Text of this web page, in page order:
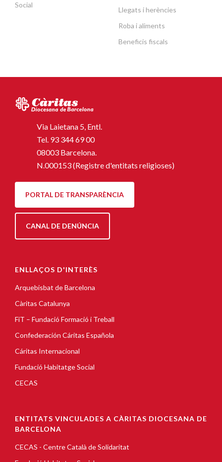
Social
Llegats i herències
Roba i aliments
Beneficis fiscals
Via Laietana 5, Entl.
Tel. 93 344 69 00
08003 Barcelona.
N.000153 (Registre d'entitats religioses)
PORTAL DE TRANSPARÈNCIA
CANAL DE DENÚNCIA
ENLLAÇOS D'INTERÈS
Arquebisbat de Barcelona
Càritas Catalunya
FiT – Fundació Formació i Treball
Confederación Cáritas Española
Cáritas Internacional
Fundació Habitatge Social
CECAS
ENTITATS VINCULADES A CÀRITAS DIOCESANA DE
BARCELONA
CECAS - Centre Català de Solidaritat